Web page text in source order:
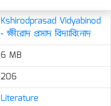
Kshirodprasad Vidyabinod
- ক্ষীরোদ প্রসাদ বিদ্যাবিনোদ
6 MB
206
Literature